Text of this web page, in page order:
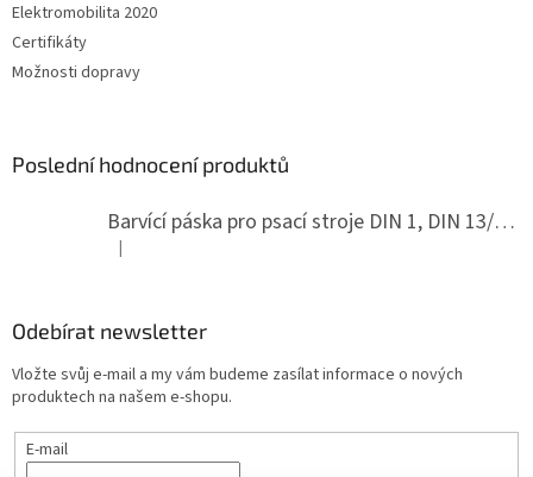
Elektromobilita 2020
Certifikáty
Možnosti dopravy
Poslední hodnocení produktů
Barvící páska pro psací stroje DIN 1, DIN 13/10, LAND, PA červenočerná
Hodnocení produktu je 5 z 5 hvězdiček.
|
Odebírat newsletter
Vložte svůj e-mail a my vám budeme zasílat informace o nových
produktech na našem e-shopu.
E-mail